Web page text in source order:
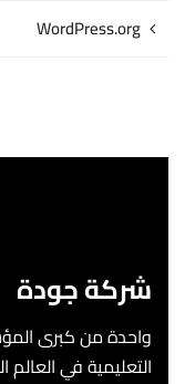
WordPress.org
شركة جودة
واحدة من كبرى
التعليمية في العالم